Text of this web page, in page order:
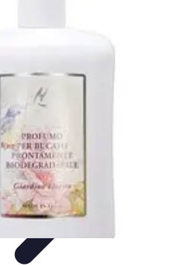
Giardinaggio Sostenibile